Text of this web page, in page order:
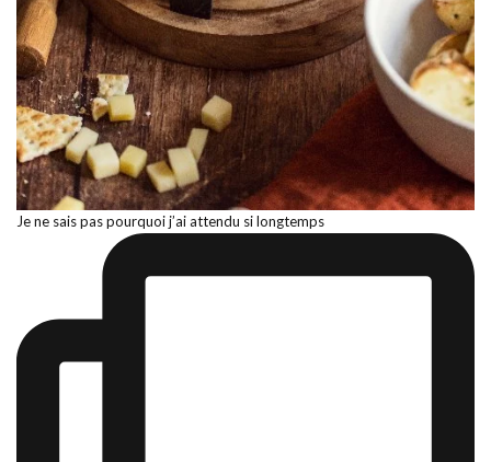
Je ne sais pas pourquoi j’ai attendu si longtemps